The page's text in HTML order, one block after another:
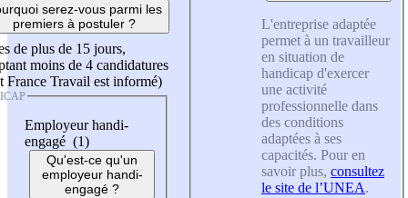
serez-vous parmi les
premiers à postuler ?
de plus de 15 jours,
moins de 4 candidatures
France Travail est informé)
Employeur handi-
engagé (1)
Qu'est-ce qu'un
employeur handi-
engagé ?
L'entreprise adaptée
permet à un travailleur
en situation de
handicap d'exercer
une activité
professionnelle dans
des conditions
adaptées à ses
capacités. Pour en
savoir plus, consultez
le site de l’UNEA.